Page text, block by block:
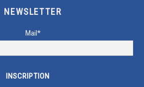
NEWSLETTER
Mail*